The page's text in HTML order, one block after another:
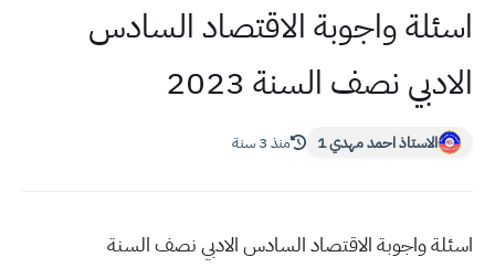
اسئلة واجوبة الاقتصاد السادس
الادبي نصف السنة 2023
الاستاذ احمد مهدي 1 منذ 3 سنة
اسئلة واجوبة الاقتصاد السادس الادبي نصف السنة